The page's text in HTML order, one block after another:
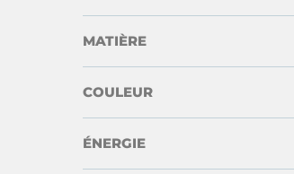
MATIÈRE
COULEUR
ÉNERGIE